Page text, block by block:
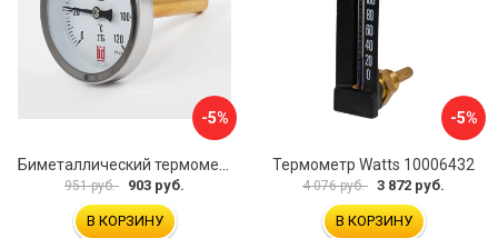
-5%
Биметаллический термометр BD ТБ 63Т/46 1161001031
951 руб. 903 руб.
В КОРЗИНУ
-5%
Термометр Watts 10006432
4 076 руб. 3 872 руб.
В КОРЗИНУ